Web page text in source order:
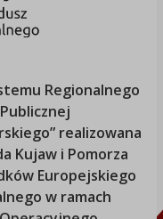
Regionalnego
” realizowana
Kujaw i Pomorza
Europejskiego
w ramach